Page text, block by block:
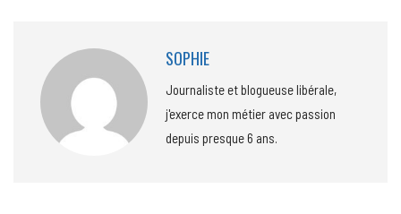
SOPHIE
Journaliste et blogueuse libérale,
j'exerce mon métier avec passion
depuis presque 6 ans.